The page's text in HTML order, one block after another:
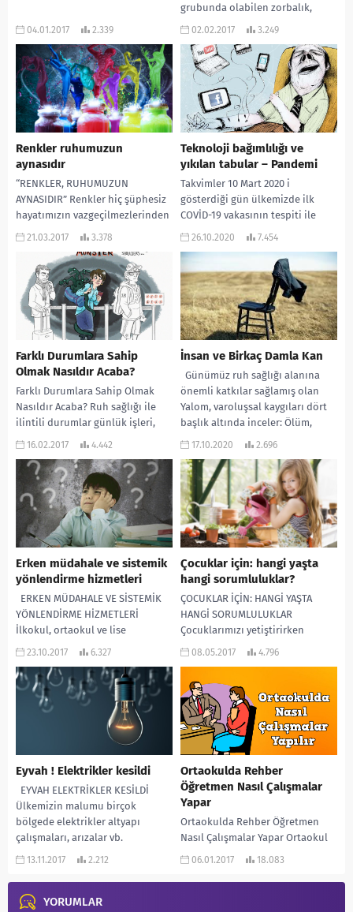
04.01.2017 2.339
grubunda olabilen zorbalık,
fiziksel, sözlü veya sosyal ilişkiler
vermeye...
02.02.2017 3.249
Renkler ruhumuzun
aynasıdır
“RENKLER, RUHUMUZUN
AYNASIDIR” Renkler hiç şüphesiz
hayatımızın vazgeçilmezlerinden
biridir. Tüm dünyanın siyah-
olduğunu hayal etmek...
21.03.2017 3.378
Teknoloji bağımlılığı ve
yıkılan tabular – Pandemi
Takvimler 10 Mart 2020 i
gösterdiği gün ülkemizde ilk
COVİD-19 vakasının tespiti ile
hayatımızın tüm dengelerinin yer
26.10.2020 7.454
Farklı Durumlara Sahip
Olmak Nasıldır Acaba?
Farklı Durumlara Sahip Olmak
Nasıldır Acaba? Ruh sağlığı ile
ilintili durumlar günlük işleri,
ilişkileri veya sorumluluklarımızı
16.02.2017 4.442
İnsan ve Birkaç Damla Kan
Günümüz ruh sağlığı alanına
önemli katkılar sağlamış olan
Yalom, varoluşsal kaygıları dört
başlık altında inceler: Ölüm,
Özgürlük/Sorumluluk, Yalnızlık
17.10.2020 2.696
Erken müdahale ve sistemik
yönlendirme hizmetleri
ERKEN MÜDAHALE VE SİSTEMİK
YÖNLENDİRME HİZMETLERİ
İlkokul, ortaokul ve lise
öğrencileri arasında şiddet ve
artmaktadır....
23.10.2017 6.327
Çocuklar için: hangi yaşta
hangi sorumluluklar?
ÇOCUKLAR İÇİN: HANGİ YAŞTA
HANGİ SORUMLULUKLAR
Çocuklarımızı yetiştirirken
özgüveni yüksek, kendisini ifade
08.05.2017 4.796
Eyvah ! Elektrikler kesildi
EYVAH ELEKTRİKLER KESİLDİ
Ülkemizin malumu birçok
bölgede elektrikler altyapı
çalışmaları, arızalar vb.
sebeplerle kesiliyor hala. 21.
13.11.2017 2.212
Ortaokulda Rehber
Öğretmen Nasıl Çalışmalar
Yapar
Ortaokulda Rehber Öğretmen
Nasıl Çalışmalar Yapar Ortaokul
öğrencileri, ilkokuldan mezun
genel olarak 11-14 yaş arasında...
06.01.2017 18.083
YORUMLAR